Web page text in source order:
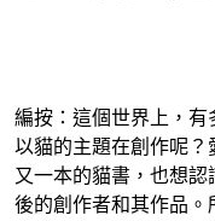
編按：這個世界上，有
以貓的主題在創作呢
又一本的貓書，也想
後的創作者和其作品